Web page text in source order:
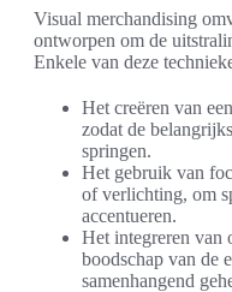
Visual merchandising
ontworpen om de
Enkele van deze
Het creëren van
zodat de
springen.
Het gebruik van
of verlichting, om
accentueren.
Het integreren van
boodschap van de
samenhangend